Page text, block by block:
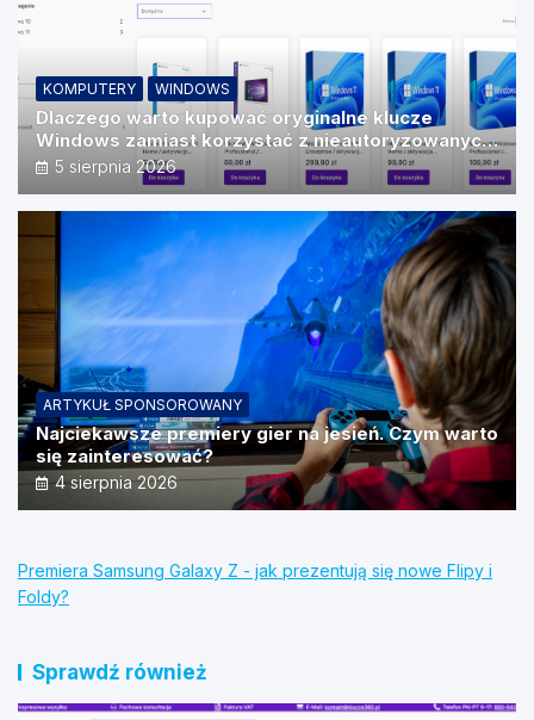
KOMPUTERY WINDOWS
Dlaczego warto kupować oryginalne klucze
Windows zamiast korzystać z nieautoryzowanych
źródeł?
5 sierpnia 2026
ARTYKUŁ SPONSOROWANY
Najciekawsze premiery gier na jesień. Czym warto
się zainteresować?
4 sierpnia 2026
Premiera Samsung Galaxy Z - jak prezentują się nowe Flipy i
Foldy?
Sprawdź również